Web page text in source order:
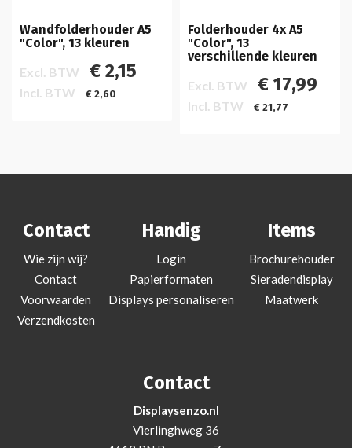
Wandfolderhouder A5
"Color", 13 kleuren
Excl. BTW
€ 2,15
Incl. BTW € 2,60
Folderhouder 4x A5
"Color", 13
verschillende kleuren
Excl. BTW
€ 17,99
Incl. BTW € 21,77
Contact
Wie zijn wij?
Contact
Voorwaarden
Verzendkosten
Handig
Login
Papierformaten
Displays personaliseren
Items
Brochurehouder
Sieradendisplay
Maatwerk
Contact
Displaysenzo.nl
Vierlinghweg 36